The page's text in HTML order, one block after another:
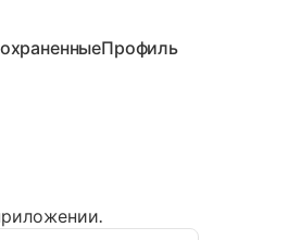
Профиль